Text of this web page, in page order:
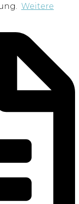
Weitere